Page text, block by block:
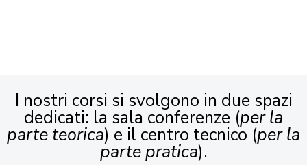
I nostri corsi si svolgono in due spazi
dedicati: la sala conferenze (per la
parte teorica) e il centro tecnico (per la
parte pratica).